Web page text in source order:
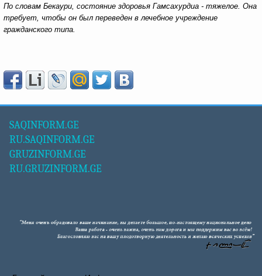
По словам Бекаури, состояние здоровья Гамсахурдиа - тяжелое. Она
требует, чтобы он был переведен в лечебное учреждение
гражданского типа.
SAQINFORM.GE
RU.SAQINFORM.GE
GRUZINFORM.GE
RU.GRUZINFORM.GE